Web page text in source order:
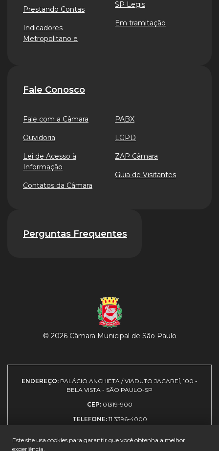
Prestando Contas
Indicadores
Metropolitano e
SP Legis
Em tramitação
Fale Conosco
Fale com a Câmara
Ouvidoria
Lei de Acesso à
Informação
Contatos da Câmara
PABX
LGPD
ZAP Câmara
Guia de Visitantes
Perguntas Frequentes
© 2026 Câmara Municipal de São Paulo
ENDEREÇO: PALÁCIO ANCHIETA / VIADUTO JACAREÍ, 100 -
BELA VISTA - SÃO PAULO-SP
CEP: 01319-900
TELEFONE: 11 3396-4000
Este site usa cookies para garantir que você obtenha a melhor
experiência.